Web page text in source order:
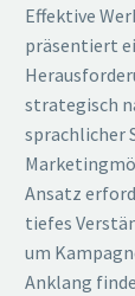
Effektive
präsentiert
strategisch
sprachlicher
Ansatz
tiefes
um
Anklang